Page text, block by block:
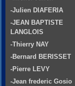
-Julien DIAFERIA
-JEAN BAPTISTE
LANGLOIS
-Thierry NAY
-Bernard BERISSET
-Pierre LEVY
-Jean frederic Gosio